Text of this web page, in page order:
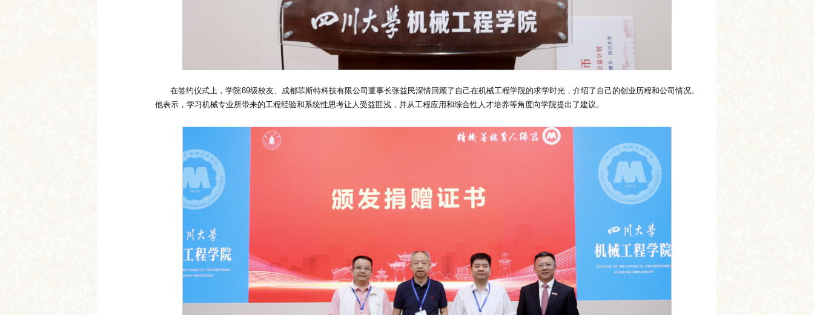
在签约仪式上，学院89级校友、成都菲斯特科技有限公司董事长张益民深情回顾了自己在机械工程学院的求学时光，介绍了自己的创业历程和公司情况。
他表示，学习机械专业所带来的工程经验和系统性思考让人受益匪浅，并从工程应用和综合性人才培养等角度向学院提出了建议。